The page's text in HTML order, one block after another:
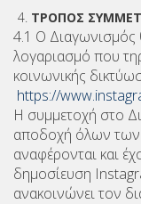
ΤΡΟΠΟΣ
4.1 Ο Διαγωνισμός
λογαριασμό που
κοινωνικής
https://
Η συμμετοχή στο
αποδοχή όλων
αναφέρονται και
δημοσίευση
ανακοινώνει τον